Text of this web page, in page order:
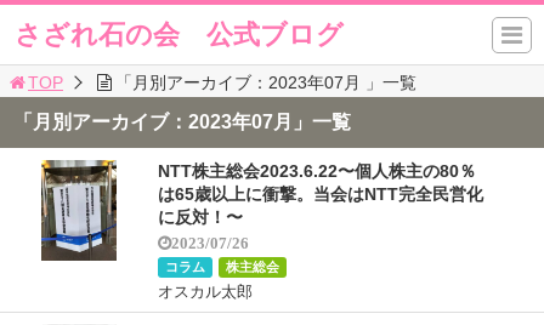
さざれ石の会 公式ブログ
TOP 「月別アーカイブ：2023年07月 」一覧
「月別アーカイブ：2023年07月」一覧
NTT株主総会2023.6.22〜個人株主の80％
は65歳以上に衝撃。当会はNTT完全民営化
に反対！〜
2023/07/26
コラム 株主総会
オスカル太郎